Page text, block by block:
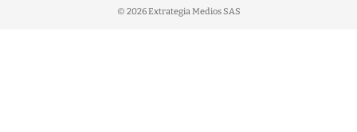
© 2026 Extrategia Medios SAS